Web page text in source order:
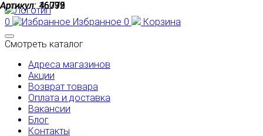
0 Избранное 0
Корзина
Смотреть каталог
Адреса магазинов
Акции
Возврат товара
Оплата и доставка
Вакансии
Блог
Контакты
Артикул:16072
Артикул:46739
Артикул:46795